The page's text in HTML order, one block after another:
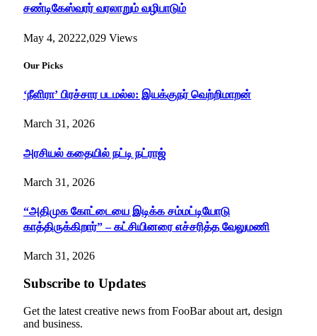
சண்டிகேஸ்வரர் வரலாறும் வழிபாடும்
May 4, 20222,029 Views
Our Picks
‘நீளிரா’ பிரச்சார படமல்ல: இயக்குநர் வெற்றிமாறன்
March 31, 2026
அரசியல் கதையில் நட்டி நட்ராஜ்
March 31, 2026
“அதிமுக கோட்டையை இடிக்க சம்மட்டியோடு
காத்திருக்கிறார்” – கட்சியினரை எச்சரித்த வேலுமணி
March 31, 2026
Subscribe to Updates
Get the latest creative news from FooBar about art, design
and business.